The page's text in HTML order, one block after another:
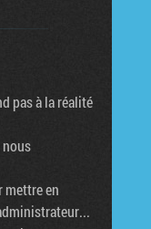
pas à la réalité
nous
mettre en